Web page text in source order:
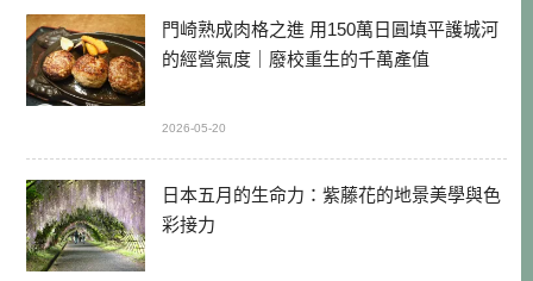
門崎熟成肉格之進 用150萬日圓填平護城河
的經營氣度｜廢校重生的千萬產值
2026-05-20
日本五月的生命力：紫藤花的地景美學與色
彩接力